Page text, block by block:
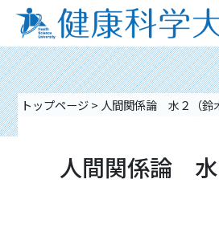
トップページ> 人間関係論 水２（鈴
人間関係論 水